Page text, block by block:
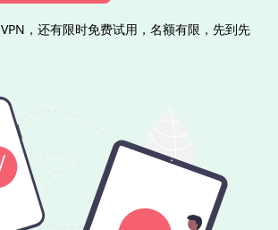
，还有限时免费试用，名额有限，先到先